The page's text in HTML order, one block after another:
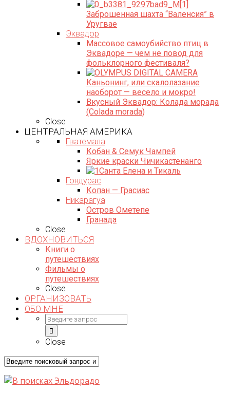
Заброшенная шахта “Валенсия” в
Уругваe
Эквадор
Массовое самоубийство птиц в
Эквадоре — чем не повод для
фольклорного фестиваля?
Каньонинг, или скалолазание
наоборот — весело и мокро!
Вкусный Эквадор: Колада морада
(Colada morada)
Close
ЦЕНТРАЛЬНАЯ АМЕРИКА
Гватемала
Кобан & Семук Чампей
Яркие краски Чичикастенанго
Санта Елена и Тикаль
Гондурас
Копан — Грасиас
Никарагуа
Остров Ометепе
Гранада
Close
ВДОХНОВИТЬСЯ
Книги о
путешествиях
Фильмы о
путешествиях
Close
ОРГАНИЗОВАТЬ
ОБО МНЕ
Close